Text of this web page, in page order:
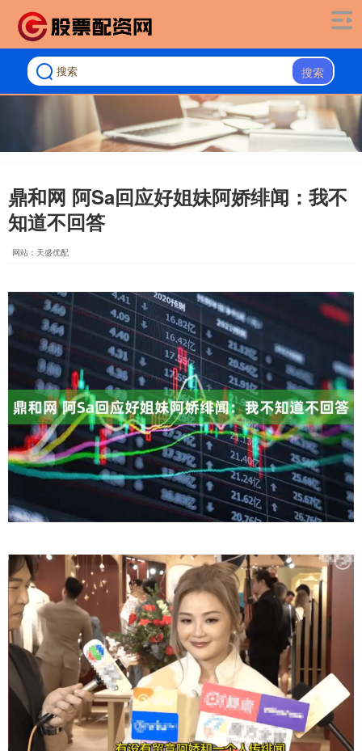
搜索
鼎和网 阿Sa回应好姐妹阿娇绯闻：我不
知道不回答
网站：天盛优配